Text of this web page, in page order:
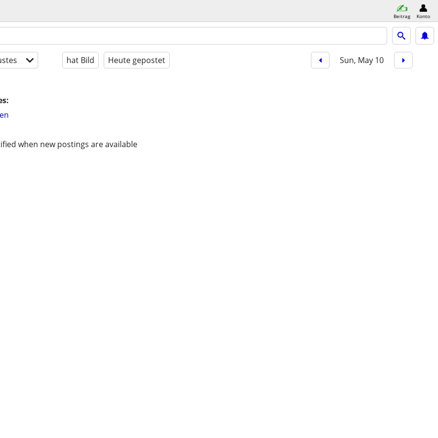
Beitrag Konto
hat Bild Heute gepostet Sun, May 10
when new postings are available